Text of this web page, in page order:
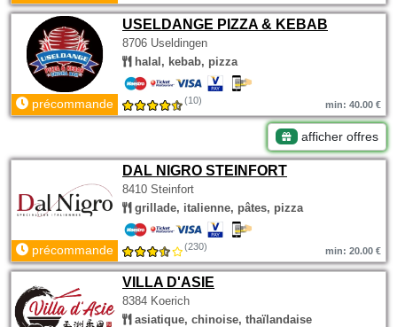
USELDANGE PIZZA & KEBAB
8706 Useldingen
halal, kebab, pizza
précommande (10) min: 40.00 €
afficher offres
DAL NIGRO STEINFORT
8410 Steinfort
grillade, italienne, pâtes, pizza
précommande (230) min: 20.00 €
VILLA D'ASIE
8384 Koerich
asiatique, chinoise, thaïlandaise